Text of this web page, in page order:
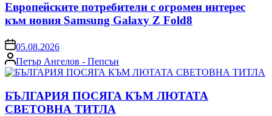
Европейските потребители с огромен интерес
към новия Samsung Galaxy Z Fold8
on05.08.2026
Posted
by
Петър Ангелов - Пепсън
БЪЛГАРИЯ ПОСЯГА КЪМ ЛЮТАТА
СВЕТОВНА ТИТЛА